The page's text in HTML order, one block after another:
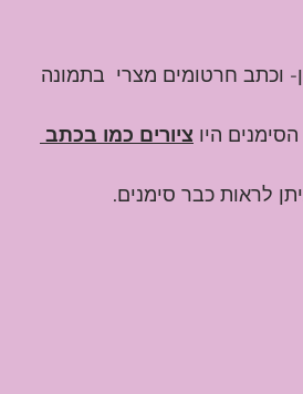
וכתב חרטומים מצרי  בתמונה
היו ציורים כמו בכתב
לראות כבר סימנים.